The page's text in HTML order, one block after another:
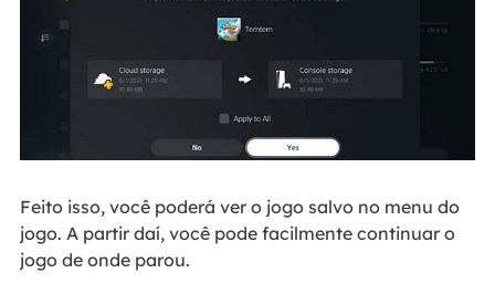
Feito isso, você poderá ver o jogo salvo no menu do
jogo. A partir daí, você pode facilmente continuar o
jogo de onde parou.